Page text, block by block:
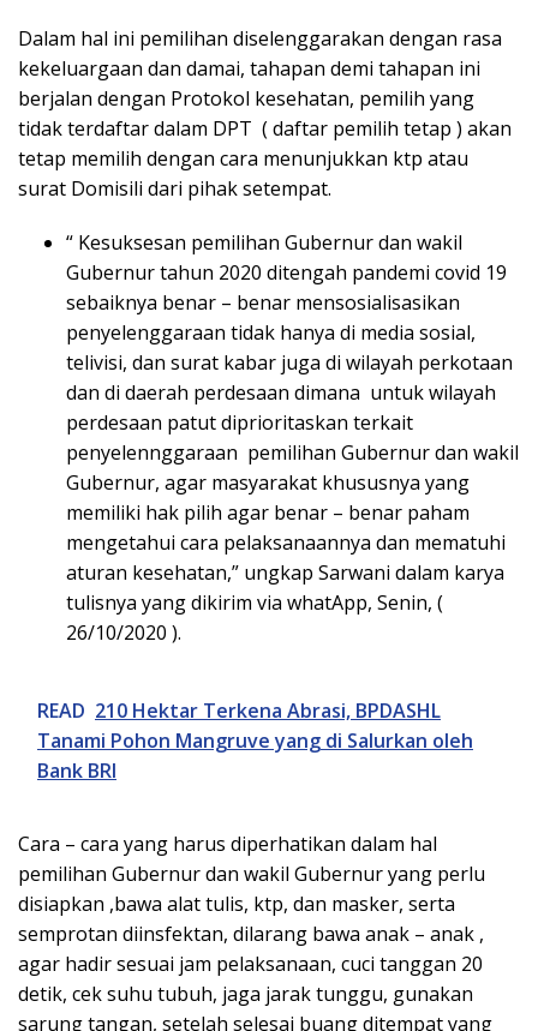
Dalam hal ini pemilihan diselenggarakan dengan rasa
kekeluargaan dan damai, tahapan demi tahapan ini
berjalan dengan Protokol kesehatan, pemilih yang
tidak terdaftar dalam DPT ( daftar pemilih tetap ) akan
tetap memilih dengan cara menunjukkan ktp atau
surat Domisili dari pihak setempat.
“ Kesuksesan pemilihan Gubernur dan wakil
Gubernur tahun 2020 ditengah pandemi covid 19
sebaiknya benar – benar mensosialisasikan
penyelenggaraan tidak hanya di media sosial,
telivisi, dan surat kabar juga di wilayah perkotaan
dan di daerah perdesaan dimana untuk wilayah
perdesaan patut diprioritaskan terkait
penyelennggaraan pemilihan Gubernur dan wakil
Gubernur, agar masyarakat khususnya yang
memiliki hak pilih agar benar – benar paham
mengetahui cara pelaksanaannya dan mematuhi
aturan kesehatan,” ungkap Sarwani dalam karya
tulisnya yang dikirim via whatApp, Senin, (
26/10/2020 ).
READ 210 Hektar Terkena Abrasi, BPDASHL
Tanami Pohon Mangruve yang di Salurkan oleh
Bank BRI
Cara – cara yang harus diperhatikan dalam hal
pemilihan Gubernur dan wakil Gubernur yang perlu
disiapkan ,bawa alat tulis, ktp, dan masker, serta
semprotan diinsfektan, dilarang bawa anak – anak ,
agar hadir sesuai jam pelaksanaan, cuci tanggan 20
detik, cek suhu tubuh, jaga jarak tunggu, gunakan
sarung tangan, setelah selesai buang ditempat yang